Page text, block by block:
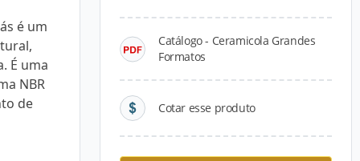
é um
É uma
NBR
de
Catálogo - Ceramicola Grandes
Formatos
Cotar esse produto